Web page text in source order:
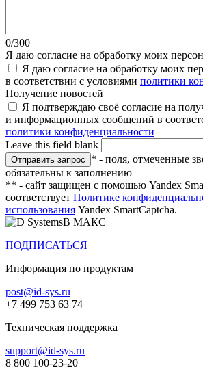
0/300
Я даю согласие на обработку моих
Я даю согласие на обработку моих
в соответствии с условиями политики
Получение новостей
Я подтверждаю своё согласие на
и информационных сообщений в
политики конфиденциальности
Leave this field blank
* - поля, отмеченные
обязательны к заполнению
** - сайт защищен с помощью Yandex
соответствует Политике
использования Yandex SmartCaptcha.
В МАКС
ПОДПИСАТЬСЯ
Информация по продуктам
post@id-sys.ru
+7 499 753 63 74
Техническая поддержка
support@id-sys.ru
8 800 100-23-20